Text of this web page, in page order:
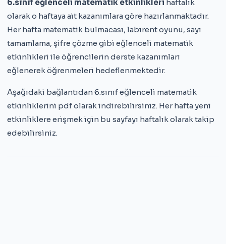
6.sınıf eğlenceli matematik etkinlikleri haftalık
olarak o haftaya ait kazanımlara göre hazırlanmaktadır.
Her hafta matematik bulmacası, labirent oyunu, sayı
tamamlama, şifre çözme gibi eğlenceli matematik
etkinlikleri ile öğrencilerin derste kazanımları
eğlenerek öğrenmeleri hedeflenmektedir.
Aşağıdaki bağlantıdan 6.sınıf eğlenceli matematik
etkinliklerini pdf olarak indirebilirsiniz. Her hafta yeni
etkinliklere erişmek için bu sayfayı haftalık olarak takip
edebilirsiniz.